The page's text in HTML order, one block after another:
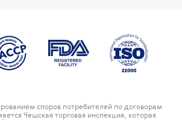
споров потребителей по договорам
Чешская торговая инспекция, которая